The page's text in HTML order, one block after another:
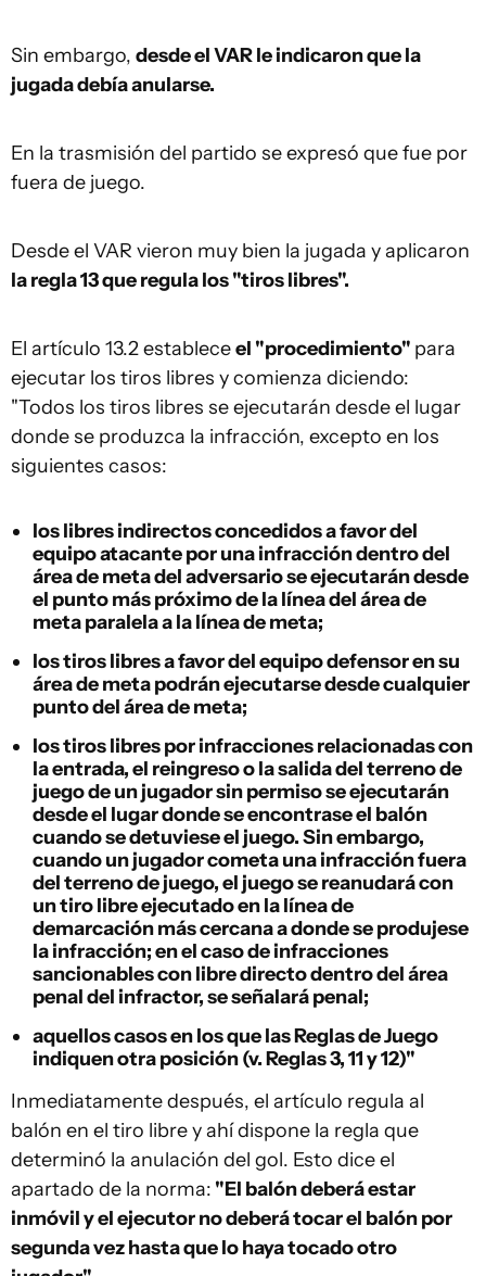
Sin embargo, desde el VAR le indicaron que la
jugada debía anularse.
En la trasmisión del partido se expresó que fue por
fuera de juego.
Desde el VAR vieron muy bien la jugada y aplicaron
la regla 13 que regula los "tiros libres".
El artículo 13.2 estableceel "procedimiento" para
ejecutar los tiros libres y comienza diciendo:
"Todos los tiros libres se ejecutarán desde el lugar
donde se produzca la infracción, excepto en los
siguientes casos:
los libres indirectos concedidos a favor del
equipo atacante por una infracción dentro del
área de meta del adversario se ejecutarán desde
el punto más próximo de la línea del área de
meta paralela a la línea de meta;
los tiros libres a favor del equipo defensor en su
área de meta podrán ejecutarse desde cualquier
punto del área de meta;
los tiros libres por infracciones relacionadas con
la entrada, el reingreso o la salida del terreno de
juego de un jugador sin permiso se ejecutarán
desde el lugar donde se encontrase el balón
cuando se detuviese el juego. Sin embargo,
cuando un jugador cometa una infracción fuera
del terreno de juego, el juego se reanudará con
un tiro libre ejecutado en la línea de
demarcación más cercana a donde se produjese
la infracción; en el caso de infracciones
sancionables con libre directo dentro del área
penal del infractor, se señalará penal;
aquellos casos en los que las Reglas de Juego
indiquen otra posición (v. Reglas 3, 11 y 12)"
Inmediatamente después, el artículo regula al
balón en el tiro libre y ahí dispone la regla que
determinó la anulación del gol. Esto dice el
apartado de la norma: "El balón deberá estar
inmóvil y el ejecutor no deberá tocar el balón por
segunda vez hasta que lo haya tocado otro